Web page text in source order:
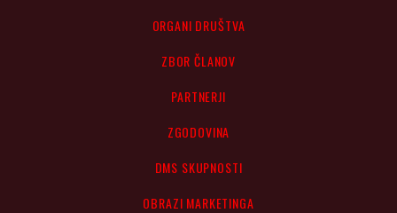
ORGANI DRUŠTVA
ZBOR ČLANOV
PARTNERJI
ZGODOVINA
DMS SKUPNOSTI
OBRAZI MARKETINGA